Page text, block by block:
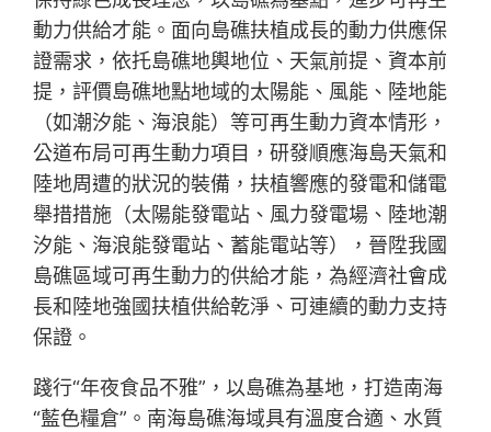
動力供給才能。面向島礁扶植成長的動力供應保
證需求，依托島礁地輿地位、天氣前提、資本前
提，評價島礁地點地域的太陽能、風能、陸地能
（如潮汐能、海浪能）等可再生動力資本情形，
公道布局可再生動力項目，研發順應海島天氣和
陸地周遭的狀況的裝備，扶植響應的發電和儲電
舉措措施（太陽能發電站、風力發電場、陸地潮
汐能、海浪能發電站、蓄能電站等），晉陞我國
島礁區域可再生動力的供給才能，為經濟社會成
長和陸地強國扶植供給乾淨、可連續的動力支持
保證。
踐行“年夜食品不雅”，以島礁為基地，打造南海
“藍色糧倉”。南海島礁海域具有溫度合適、水質